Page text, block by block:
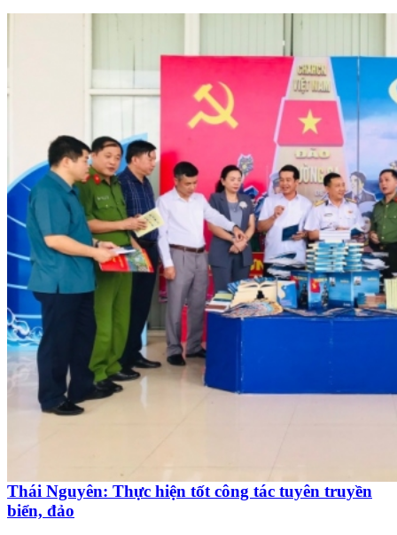
Thái Nguyên: Thực hiện tốt công tác tuyên truyền
biển, đảo